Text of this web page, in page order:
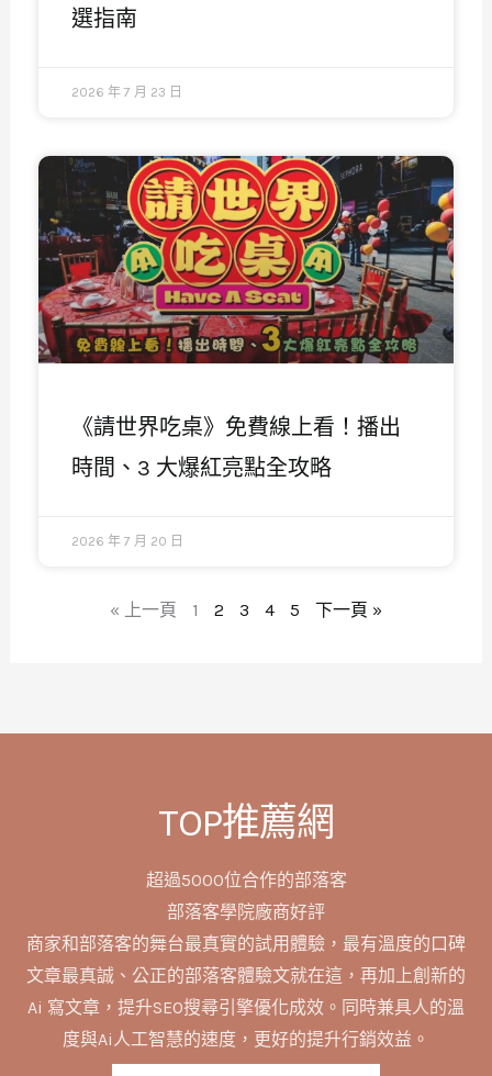
選指南
2026 年 7 月 23 日
《請世界吃桌》免費線上看！播出
時間、3 大爆紅亮點全攻略
2026 年 7 月 20 日
« 上一頁 1 2 3 4 5 下一頁 »
TOP推薦網
超過5000位合作的部落客
部落客學院廠商好評
商家和部落客的舞台最真實的試用體驗，最有溫度的口碑
文章最真誠、公正的部落客體驗文就在這，再加上創新的
Ai 寫文章，提升SEO搜尋引擎優化成效。同時兼具人的溫
度與Ai人工智慧的速度，更好的提升行銷效益。